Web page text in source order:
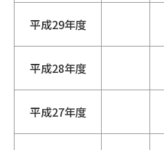
平成29年度
平成28年度
平成27年度